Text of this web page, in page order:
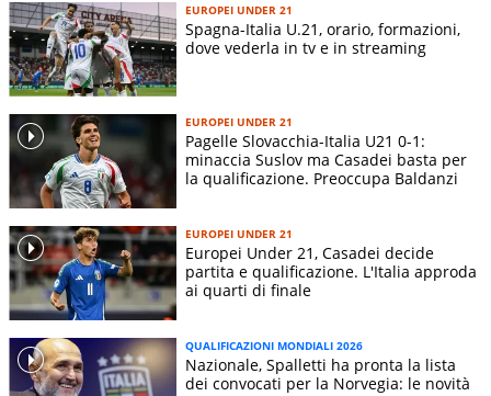
EUROPEI UNDER 21
Spagna-Italia U.21, orario, formazioni,
dove vederla in tv e in streaming
EUROPEI UNDER 21
Pagelle Slovacchia-Italia U21 0-1:
minaccia Suslov ma Casadei basta per
la qualificazione. Preoccupa Baldanzi
EUROPEI UNDER 21
Europei Under 21, Casadei decide
partita e qualificazione. L'Italia approda
ai quarti di finale
QUALIFICAZIONI MONDIALI 2026
Nazionale, Spalletti ha pronta la lista
dei convocati per la Norvegia: le novità